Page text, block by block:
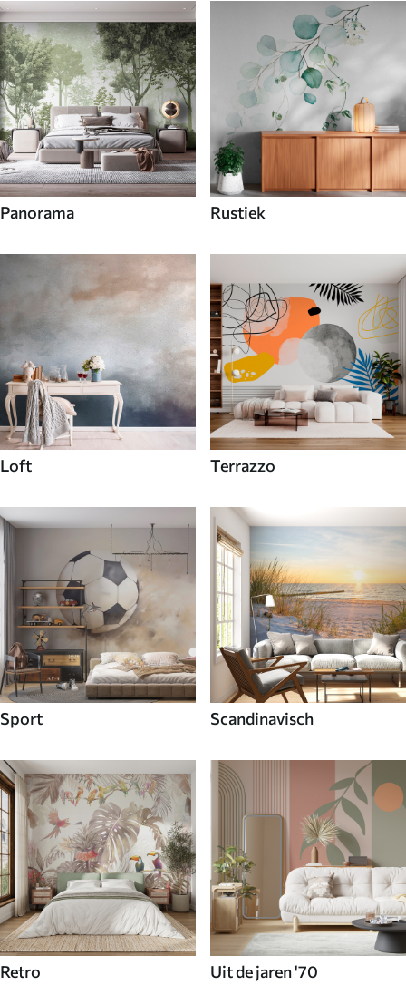
Panorama Rustiek
Loft Terrazzo
Sport Scandinavisch
Retro Uit de jaren '70